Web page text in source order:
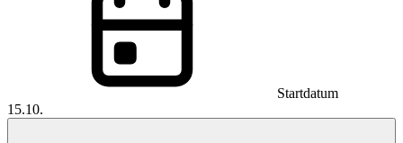
Startdatum
15.10.